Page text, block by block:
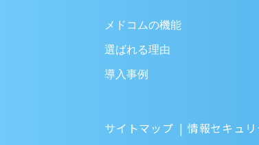
メドコムの機能
選ばれる理由
導入事例
サイトマップ 情報セキュ